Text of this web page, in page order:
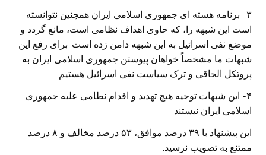
۳- برنامه هسته ای جمهوری اسلامی ایران همچنین نتوانسته
است این شبهه را، که حاوی اهداف نظامی است، مانع گردد و
موضع نفی اسرائیل به این شبهه دامن زده است. برای رفع این
شبهات ما مشخصاً خواهان پیوستن جمهوری اسلامی ایران به
پروتکل الحاقی و ترک سیاست نفی اسرائیل هستیم.
۴- این شبهات توجیه هیچ تهدید و اقدام نطامی علیه جمهوری
اسلامی ایران نیستند.
این پیشنهاد با ۳۹ درصد موافق، ۵۳ درصد مخالف و ۸ درصد
ممتنع به تصویب نرسید.